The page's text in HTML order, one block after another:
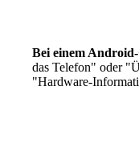
Bei einem
das Telefon" oder
"Hardware-